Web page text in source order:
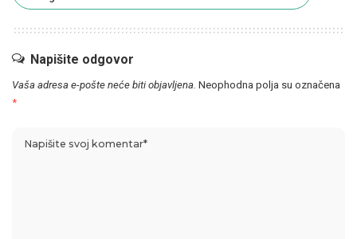
Napišite odgovor
Vaša adresa e-pošte neće biti objavljena. Neophodna polja su označena
*